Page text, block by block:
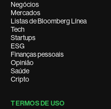
Negócios
Mercados
Listas de Bloomberg Línea
Tech
Startups
ESG
Finanças pessoais
Opinião
Saúde
Cripto
TERMOS DE USO